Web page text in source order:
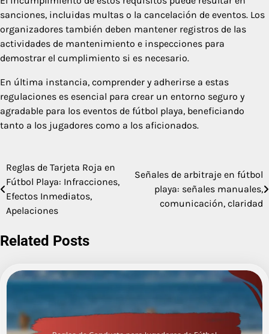
sanciones, incluidas multas o la cancelación de eventos. Los
organizadores también deben mantener registros de las
actividades de mantenimiento e inspecciones para
demostrar el cumplimiento si es necesario.
En última instancia, comprender y adherirse a estas
regulaciones es esencial para crear un entorno seguro y
agradable para los eventos de fútbol playa, beneficiando
tanto a los jugadores como a los aficionados.
Post
navigation
Reglas de Tarjeta Roja en
Fútbol Playa: Infracciones,
Efectos Inmediatos,
Apelaciones
Señales de arbitraje en fútbol
playa: señales manuales,
comunicación, claridad
Related Posts